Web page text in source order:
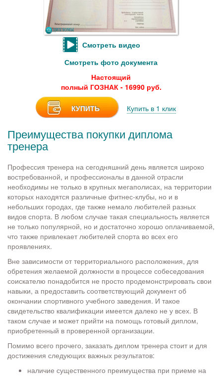
Смотреть видео
Смотреть фото документа
Настоящий
полный ГОЗНАК - 16990 руб.
КУПИТЬ Купить в 1 клик
Преимущества покупки диплома
тренера
Профессия тренера на сегодняшний день является широко
востребованной, и профессионалы в данной отрасли
необходимы не только в крупных мегаполисах, на территории
которых находятся различные фитнес-клубы, но и в
небольших городах, где также немало любителей разных
видов спорта. В любом случае такая специальность является
не только популярной, но и достаточно хорошо оплачиваемой,
что также привлекает любителей спорта во всех его
проявлениях.
Вне зависимости от территориального расположения, для
обретения желаемой должности в процессе собеседования
соискателю понадобится не просто продемонстрировать свои
навыки, а предоставить соответствующий документ об
окончании спортивного учебного заведения. И такое
свидетельство квалификации имеется далеко не у всех. В
таком случае и может прийти на помощь готовый диплом,
приобретенный в проверенной организации.
Помимо всего прочего, заказать диплом тренера стоит и для
достижения следующих важных результатов:
наличие существенного преимущества при приеме на